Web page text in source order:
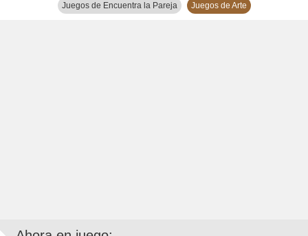
Juegos de Encuentra la Pareja Juegos de Arte